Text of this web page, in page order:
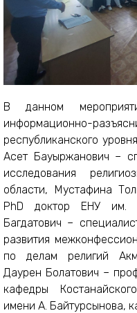
В данном
информационно-
республиканского
Асет Бауыржанович –
исследования
области, Мустафина
PhD доктор ЕНУ им.
Багдатович –
развития
по делам религий
Даурен Болатович –
кафедры
имени А. Байтурсынова,